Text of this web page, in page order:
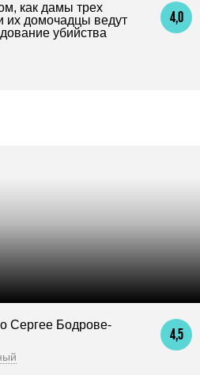
4,0
как дамы трех
их домочадцы ведут
убийства
4,5
Сергее Бодрове-